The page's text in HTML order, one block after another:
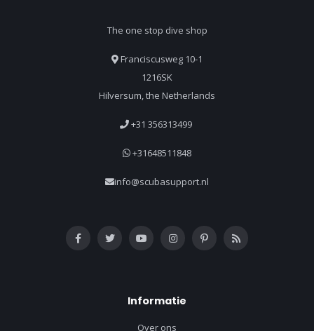
The one stop dive shop
Franciscusweg 10-1
1216SK
Hilversum, the Netherlands
+31 356313499
+31648511848
info@scubasupport.nl
Informatie
Over ons